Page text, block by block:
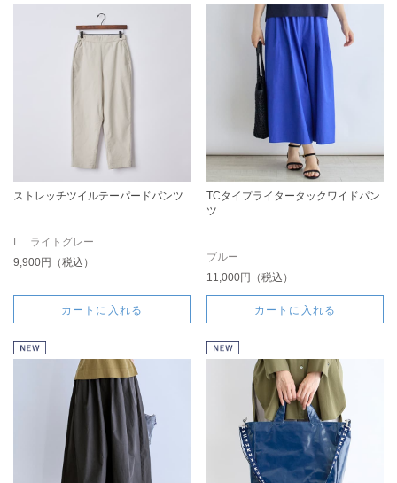
ストレッチツイルテーパードパンツ
L ライトグレー
9,900円（税込）
カートに入れる
TCタイプライタータックワイドパン
ツ
ブルー
11,000円（税込）
カートに入れる